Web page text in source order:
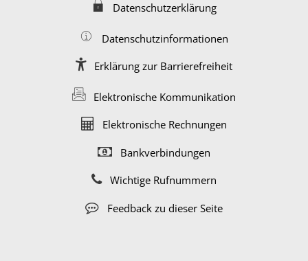
Datenschutzerklärung
Datenschutzinformationen
Erklärung zur Barrierefreiheit
Elektronische Kommunikation
Elektronische Rechnungen
Bankverbindungen
Wichtige Rufnummern
Feedback zu dieser Seite